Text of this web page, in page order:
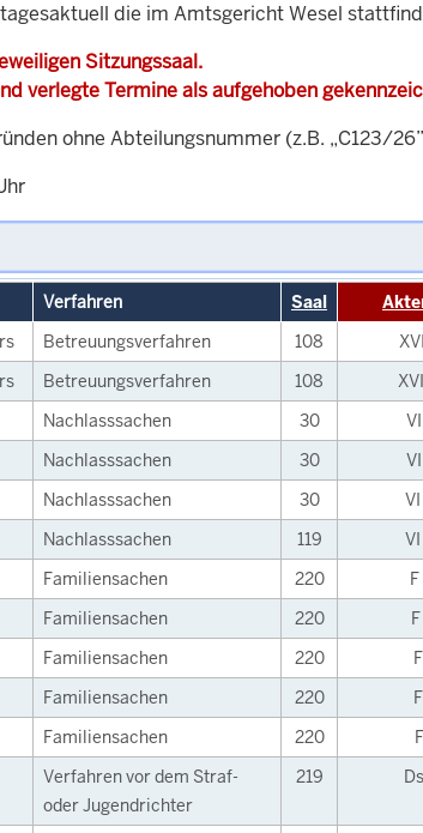
die im Amtsgericht Wesel
Sitzungssaal.
verlegte Termine als aufgehoben
ohne Abteilungsnummer (z.B. „C123/
Verfahren Saal
Betreuungsverfahren 108
Betreuungsverfahren 108
Nachlasssachen 30
Nachlasssachen 30
Nachlasssachen 30
Nachlasssachen 119
Familiensachen 220
Familiensachen 220
Familiensachen 220
Familiensachen 220
Familiensachen 220
Verfahren vor dem Straf-
oder Jugendrichter
219